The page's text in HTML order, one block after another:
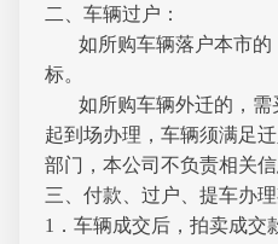
二、车辆过户：
如所购车辆落户本市
标。
如所购车辆外迁的，
起到场办理，车辆须满足
部门，本公司不负责相关
三、付款、过户、提车办
1．车辆成交后，拍卖成交